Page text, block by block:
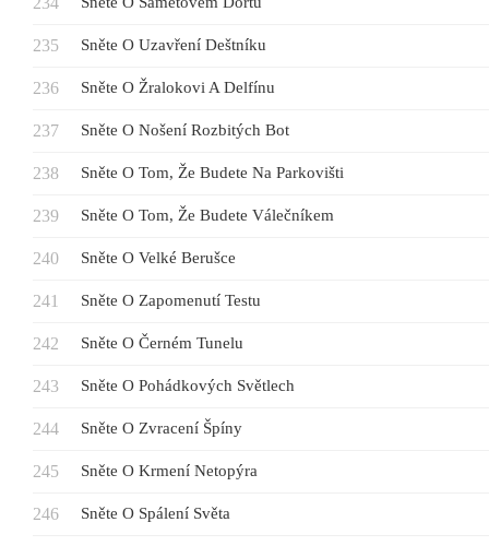
Sněte O Uzavření Deštníku
Sněte O Žralokovi A Delfínu
Sněte O Nošení Rozbitých Bot
Sněte O Tom, Že Budete Na Parkovišti
Sněte O Tom, Že Budete Válečníkem
Sněte O Velké Berušce
Sněte O Zapomenutí Testu
Sněte O Černém Tunelu
Sněte O Pohádkových Světlech
Sněte O Zvracení Špíny
Sněte O Krmení Netopýra
Sněte O Spálení Světa